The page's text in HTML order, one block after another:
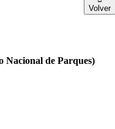
Volver
Nacional de Parques)